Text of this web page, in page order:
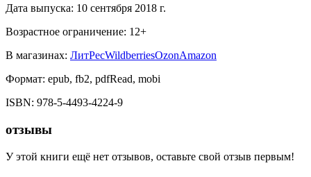
Дата выпуска: 10 сентября 2018 г.
Возрастное ограничение: 12+
В магазинах: ЛитРесWildberriesOzonAmazon
Формат: epub, fb2, pdfRead, mobi
ISBN: 978-5-4493-4224-9
отзывы
У этой книги ещё нет отзывов, оставьте свой отзыв первым!